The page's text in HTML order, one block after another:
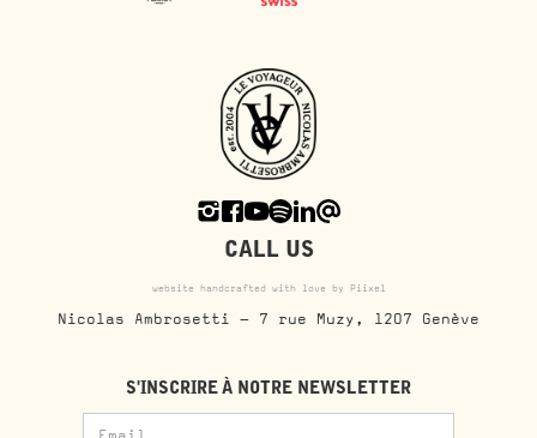
CALL US
website handcrafted with love by Piixel
Nicolas Ambrosetti - 7 rue Muzy, 1207 Genève
S'INSCRIRE À NOTRE NEWSLETTER